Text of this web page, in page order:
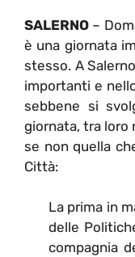
SALERNO –
è una giornata
stesso. A
importanti e
sebbene si
giornata, tra loro
se non quella
Città:
La prima in
delle
compagnia